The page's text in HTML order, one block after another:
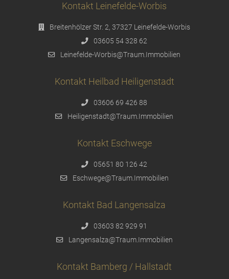
Kontakt Leinefelde-Worbis
Breitenhölzer Str. 2, 37327 Leinefelde-Worbis
03605 54 328 62
Leinefelde-Worbis@Traum.Immobilien
Kontakt Heilbad Heiligenstadt
03606 69 426 88
Heiligenstadt@Traum.Immobilien
Kontakt Eschwege
05651 80 126 42
Eschwege@Traum.Immobilien
Kontakt Bad Langensalza
03603 82 929 91
Langensalza@Traum.Immobilien
Kontakt Bamberg / Hallstadt